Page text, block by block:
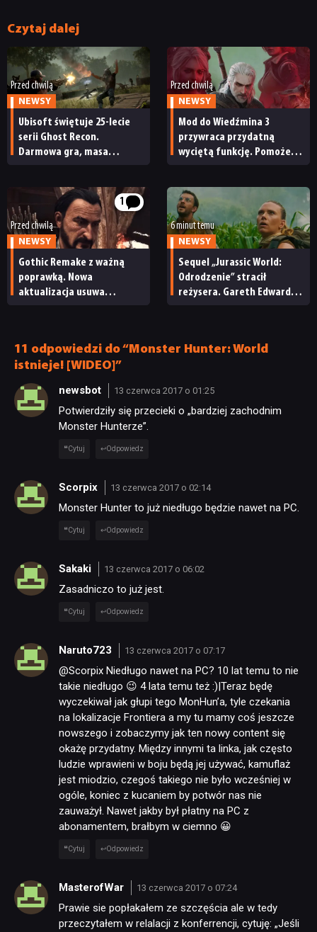
PUBLICYSTYKA
KULTURA
TECHNOLOGIE
JUŻ GRALIŚMY
SKLEP
Czytaj dalej
Przed chwilą
NEWSY
Ubisoft świętuje 25-lecie
serii Ghost Recon.
Darmowa gra, masa
Przed chwilą
NEWSY
Mod do Wiedźmina 3
przywraca przydatną
wyciętą funkcję. Pomoże
1
Przed chwilą
NEWSY
Gothic Remake z ważną
poprawką. Nowa
aktualizacja usuwa
6 minut temu
NEWSY
Sequel „Jurassic World:
Odrodzenie” stracił
reżysera. Gareth Edwards
11 odpowiedzi do “Monster Hunter: World
istnieje! [WIDEO]”
newsbot 13 czerwca 2017 o 01:25
Potwierdziły się przecieki o „bardziej zachodnim
Monster Hunterze”.
Cytuj Odpowiedz
Scorpix 13 czerwca 2017 o 02:14
Monster Hunter to już niedługo będzie nawet na PC.
Cytuj Odpowiedz
Sakaki 13 czerwca 2017 o 06:02
Zasadniczo to już jest.
Cytuj Odpowiedz
Naruto723 13 czerwca 2017 o 07:17
@Scorpix Niedługo nawet na PC? 10 lat temu to nie
takie niedługo 😉 4 lata temu też :)|Teraz będę
wyczekiwał jak głupi tego MonHun’a, tyle czekania
na lokalizacje Frontiera a my tu mamy coś jeszcze
nowszego i zobaczymy jak ten nowy content się
okażę przydatny. Między innymi ta linka, jak często
ludzie wprawieni w boju będą jej używać, kamuflaż
jest miodzio, czegoś takiego nie było wcześniej w
ogóle, koniec z kucaniem by potwór nas nie
zauważył. Nawet jakby był płatny na PC z
abonamentem, brałbym w ciemno 😀
Cytuj Odpowiedz
MasterofWar 13 czerwca 2017 o 07:24
Prawie sie popłakałem ze szczęścia ale w tedy
przeczytałem w relalacji z konferrencji, cytuję: „Jeśli